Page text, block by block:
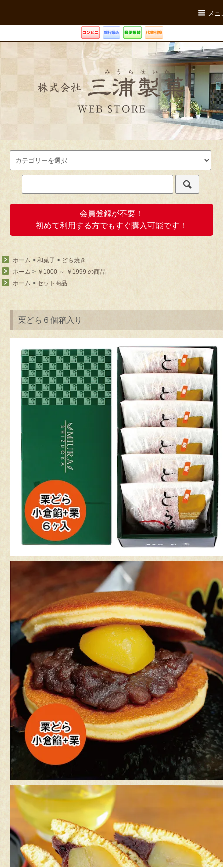
メニ
会員登録が不要！
初めて利用する方でもすぐ購入可能です！
ホーム >和菓子 > どら焼き
ホーム > ￥1000 ～ ￥1999 の商品
ホーム > セット商品
栗どら６個箱入り